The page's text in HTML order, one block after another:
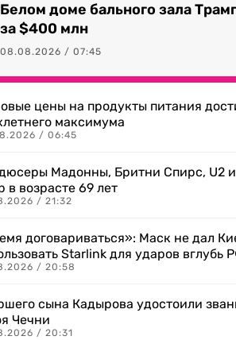
Белом доме бального зала
за $400 млн
08.08.2026 / 07:45
цены на продукты питания
максимума
/ 06:45
Мадонны, Бритни Спирс, U2
в возрасте 69 лет
/ 21:32
договариваться»: Маск не дал
Starlink для ударов вглубь
/ 20:58
сына Кадырова удостоили
Чечни
/ 20:31